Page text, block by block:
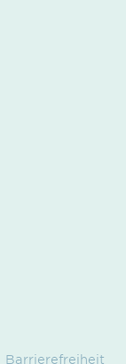
Barrierefreiheit